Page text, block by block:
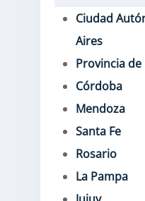
Ciudad
Aires
Provincia
Córdoba
Mendoza
Santa Fe
Rosario
La Pampa